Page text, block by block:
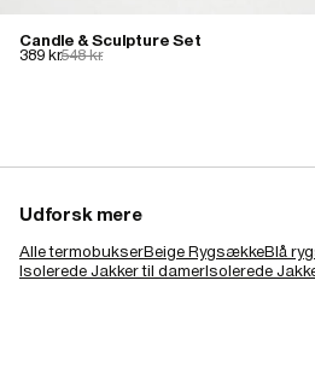
Candle & Sculpture Set
389 kr.548 kr.
Udforsk mere
Alle termobukserBeige RygsækkeBlå
Isolerede Jakker til damerIsolerede